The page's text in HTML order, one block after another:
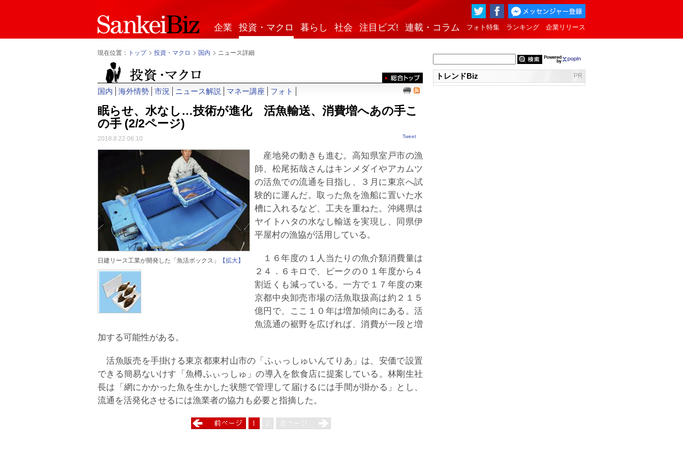
企業 投資・マクロ 暮らし 社会 注目ビズ! 連載・コラム フォト特集 ランキング 企業リリース
現在位置： トップ 投資・マクロ 国内 ニュース詳細
国内 海外情勢 市況 ニュース解説 マネー講座 フォト
眠らせ、水なし…技術が進化 活魚輸送、消費増へあの手こ
の手 (2/2ページ)
2018.8.22 06:10 Tweet
日建リース工業が開発した「魚活ボックス」 【拡大】
産地発の動きも進む。高知県室戸市の漁
師、松尾拓哉さんはキンメダイやアカムツ
の活魚での流通を目指し、３月に東京へ試
験的に運んだ。取った魚を漁船に置いた水
槽に入れるなど、工夫を重ねた。沖縄県は
ヤイトハタの水なし輸送を実現し、同県伊
平屋村の漁協が活用している。
１６年度の１人当たりの魚介類消費量は
２４．６キロで、ピークの０１年度から４
割近くも減っている。一方で１７年度の東
京都中央卸売市場の活魚取扱高は約２１５
億円で、ここ１０年は増加傾向にある。活
魚流通の裾野を広げれば、消費が一段と増
加する可能性がある。
活魚販売を手掛ける東京都東村山市の「ふぃっしゅいんてりあ」は、安価で設置
できる簡易ないけす「魚樽ふぃっしゅ」の導入を飲食店に提案している。林剛生社
長は「網にかかった魚を生かした状態で管理して届けるには手間が掛かる」とし、
流通を活発化させるには漁業者の協力も必要と指摘した。
トレンドBiz PR